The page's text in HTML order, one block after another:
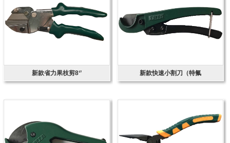
新款省力果枝剪8‘’ 新款快速小割刀（特氟